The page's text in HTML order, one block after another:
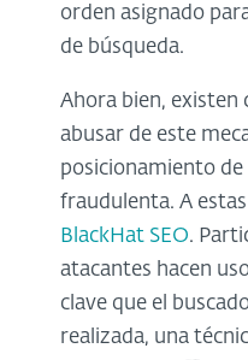
orden asignado
de búsqueda.
Ahora bien, existen
abusar de este
posicionamiento
fraudulenta. A
BlackHat SEO.
atacantes hacen
clave que el
realizada, una